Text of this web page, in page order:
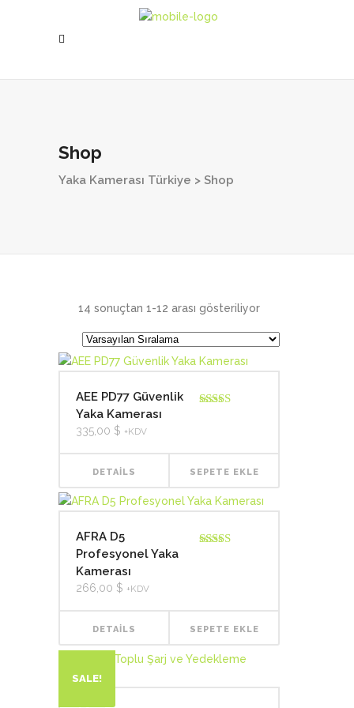
Shop
Yaka Kamerası Türkiye > Shop
14 sonuçtan 1-12 arası gösteriliyor
AEE PD77 Güvenlik
Yaka Kamerası
335,00 $ +KDV
DETAILS SEPETE EKLE
AFRA D5
Profesyonel Yaka
Kamerası
266,00 $ +KDV
DETAILS SEPETE EKLE
SALE!